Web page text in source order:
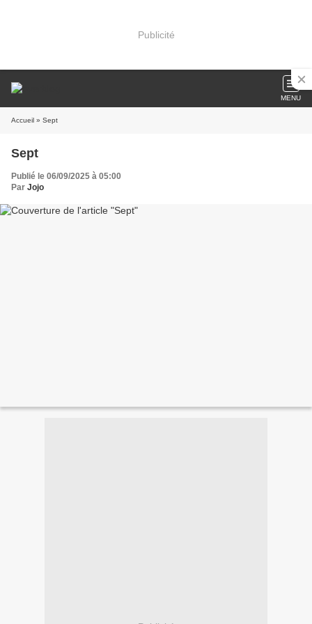
Publicité
MENU
Accueil » Sept
Sept
Publié le 06/09/2025 à 05:00
Par Jojo